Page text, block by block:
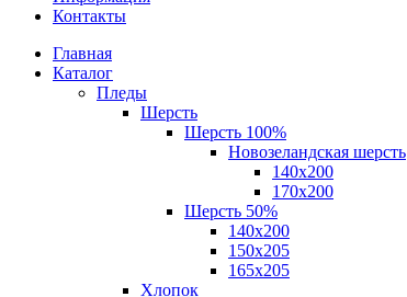
Контакты
Главная
Каталог
Пледы
Шерсть
Шерсть 100%
Новозеландская шерсть
140х200
170x200
Шерсть 50%
140x200
150х205
165х205
Хлопок